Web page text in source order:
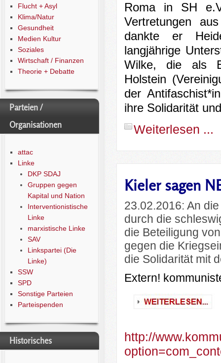
Flucht + Asyl
Klima/Natur
Gesundheit
Medien Kultur
Soziales
Wirtschaft / Finanzen
Theorie + Debatte
Parteien /
Organisationen
attac
Linke
DKP SDAJ
Gruppen gegen
Kapital und Nation
Interventionistische
Linke
marxistische Linke
SAV
Linkspartei (Die
Linke)
SSW
SPD
Sonstige Parteien
Parteispenden
Historisches
Roma in SH
Vertretungen
dankte er
langjährige
Wilke, die als
Holstein
der
ihre Solidarität
Weiterlesen ...
Kieler sagen
23.02.2016: An
durch die
die Beteiligung
gegen die
die Solidarität mit
Extern!
http://